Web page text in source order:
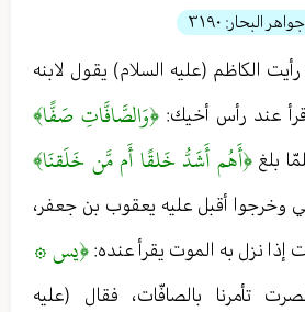
البحار: ٣١٩٠
الكاظم (عليه السلام) يقول لابنه
عند رأس أخيك: ﴿وَالصَّافَّاتِ صَفًّا﴾
بلغ﴿أَهُم أَشَدُّ خَلقًا أَم مَّن خَلَقنَا﴾
وخرجوا أقبل عليه يعقوب بن جعفر،
إذا نزل به الموت يقرأ عنده: ﴿يس ۞
تأمرنا بالصافّات، فقال (عليه